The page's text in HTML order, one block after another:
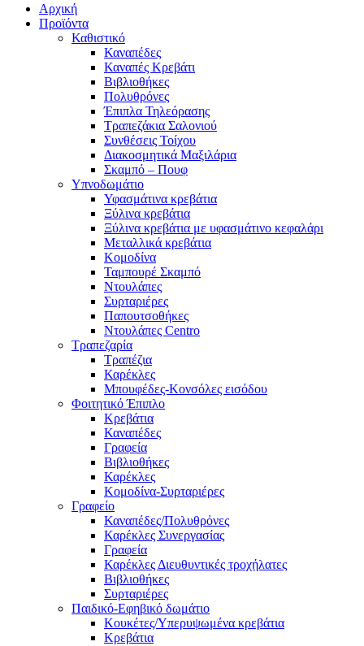
Αρχική
Προϊόντα
Καθιστικό
Καναπέδες
Καναπές Κρεβάτι
Βιβλιοθήκες
Πολυθρόνες
Έπιπλα Τηλεόρασης
Τραπεζάκια Σαλονιού
Συνθέσεις Τοίχου
Διακοσμητικά Μαξιλάρια
Σκαμπό – Πουφ
Υπνοδωμάτιο
Υφασμάτινα κρεβάτια
Ξύλινα κρεβάτια
Ξύλινα κρεβάτια με υφασμάτινο κεφαλάρι
Mεταλλικά κρεβάτια
Κομοδίνα
Ταμπουρέ Σκαμπό
Ντουλάπες
Συρταριέρες
Παπουτσοθήκες
Ντουλάπες Centro
Τραπεζαρία
Τραπέζια
Καρέκλες
Μπουφέδες-Κονσόλες εισόδου
Φοιτητικό Έπιπλο
Κρεβάτια
Καναπέδες
Γραφεία
Βιβλιοθήκες
Καρέκλες
Κομοδίνα-Συρταριέρες
Γραφείο
Καναπέδες/Πολυθρὀνες
Καρέκλες Συνεργασίας
Γραφεία
Καρέκλες Διευθυντικές τροχήλατες
Βιβλιοθήκες
Συρταριέρες
Παιδικό-Εφηβικό δωμάτιο
Κουκέτες/Υπερυψωμένα κρεβάτια
Κρεβάτια